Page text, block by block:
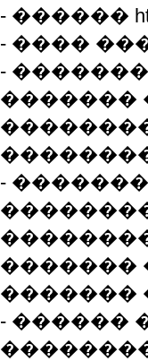
- ������
- ����
-
�������
-
�������
�������
- ������